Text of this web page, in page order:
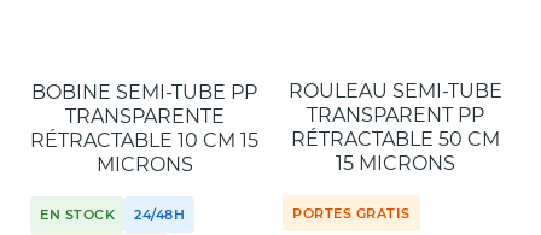
BOBINE SEMI-TUBE PP
TRANSPARENTE
RÉTRACTABLE 10 CM 15
MICRONS
EN STOCK 24/48H
ROULEAU SEMI-TUBE
TRANSPARENT PP
RÉTRACTABLE 50 CM
15 MICRONS
PORTES GRATIS